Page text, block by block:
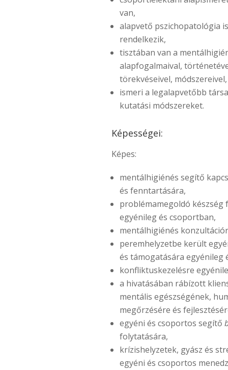
van,
alapvető pszichopatológia
rendelkezik,
tisztában van a
alapfogalmaival,
törekvéseivel, módszereivel,
ismeri a legalapvetőbb
kutatási módszereket.
Képességei:
Képes:
mentálhigiénés segítő
és fenntartására,
problémamegoldó készség
egyénileg és csoportban,
mentálhigiénés
peremhelyzetbe került
és támogatására egyénileg
konfliktuskezelésre
a hivatásában rábízott
mentális egészségének,
megőrzésére és
egyéni és csoportos segítő
folytatására,
krízishelyzetek, gyász és
egyéni és csoportos